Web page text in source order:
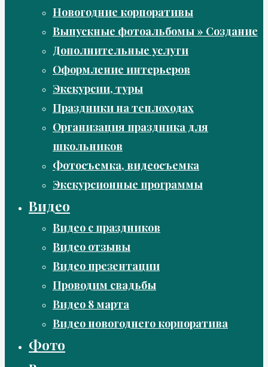
Новогодние корпоративы
Выпускные фотоальбомы » Создание
Дополнительные услуги
Оформление интерьеров
Экскурсии, туры
Праздники на теплоходах
Организация праздника для
школьников
Фотосъемка, видеосъемка
Экскурсионные программы
Видео
Видео с праздников
Видео отзывы
Видео презентации
Проводим свадьбы
Видео 8 марта
Видео новогоднего корпоратива
Фото